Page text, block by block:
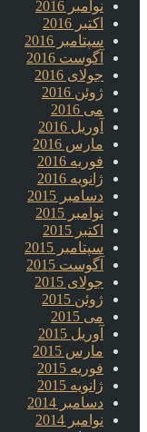
نوامبر 2016
اکتبر 2016
سپتامبر 2016
آگوست 2016
جولای 2016
ژوئن 2016
می 2016
آوریل 2016
مارس 2016
فوریه 2016
ژانویه 2016
دسامبر 2015
نوامبر 2015
اکتبر 2015
سپتامبر 2015
آگوست 2015
جولای 2015
ژوئن 2015
می 2015
آوریل 2015
مارس 2015
فوریه 2015
ژانویه 2015
دسامبر 2014
نوامبر 2014